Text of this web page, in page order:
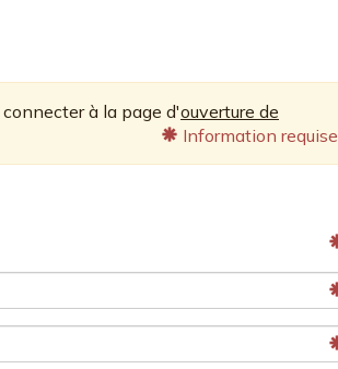
à la page d'ouverture de
Information requise